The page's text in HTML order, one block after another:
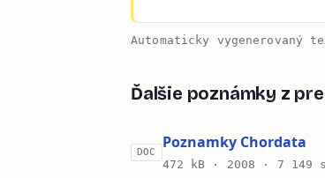
Automaticky
Ďalšie poznámky z
DOC
Poznamky Chordata
472 kB · 2008 · 7 149